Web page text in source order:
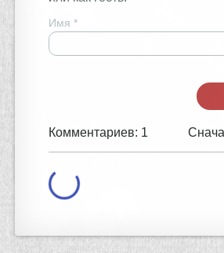
Имя *
Комментариев: 1